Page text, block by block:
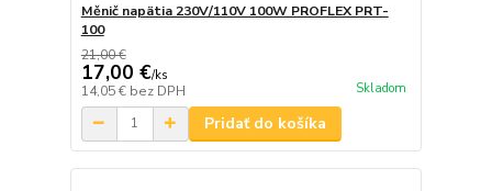
Měnič napätia 230V/110V 100W PROFLEX PRT-
100
21,00 €
17,00 €/ks
14,05 € bez DPH Skladom
Pridať do košíka